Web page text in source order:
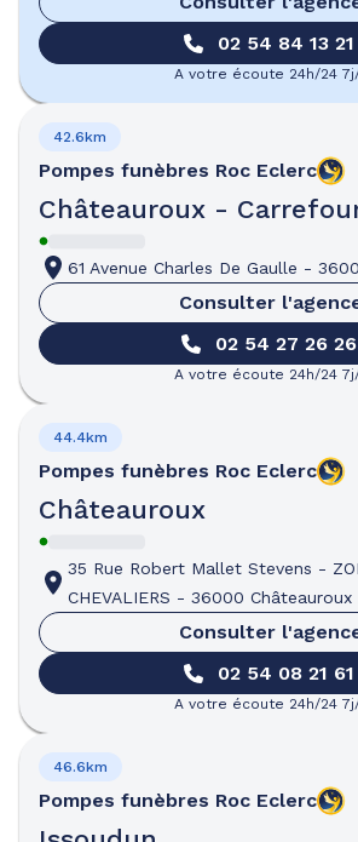
02 54 84 13 21
A votre écoute 24h/24
Pompes funèbres Roc Eclerc
Châteauroux -
42.6km
61 Avenue Charles De Gaulle -
Consulter
02 54 27 26 26
A votre écoute 24h/24
Pompes funèbres Roc Eclerc
Châteauroux
44.4km
35 Rue Robert Mallet Stevens -
CHEVALIERS - 36000 Châteauroux
Consulter
02 54 08 21 61
A votre écoute 24h/24
Pompes funèbres Roc Eclerc
46.6km